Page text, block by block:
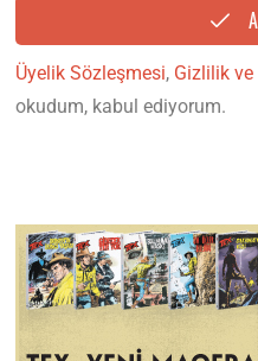
Üyelik Sözleşmesi, Gizlilik ve
okudum, kabul ediyorum.